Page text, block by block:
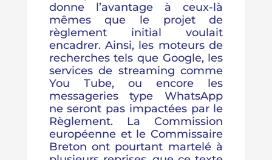
donne l’avantage à ceux-là
mêmes que le projet de
règlement initial voulait
encadrer. Ainsi, les moteurs de
recherches tels que Google, les
services de streaming comme
You Tube, ou encore les
messageries type WhatsApp
ne seront pas impactées par le
Règlement. La Commission
européenne et le Commissaire
Breton ont pourtant martelé à